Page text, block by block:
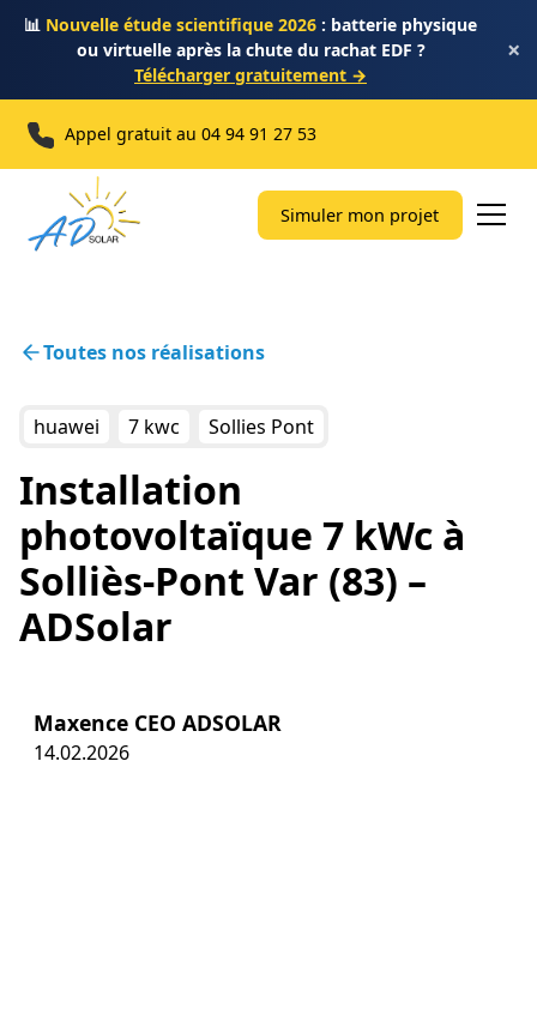
📊 Nouvelle étude scientifique 2026 : batterie physique
ou virtuelle après la chute du rachat EDF ?
Télécharger gratuitement →
×
Appel gratuit au04 94 91 27 53
Simuler mon projet
Toutes nos réalisations
huawei 7 kwc Sollies Pont
Installation
photovoltaïque 7 kWc à
Solliès-Pont Var (83) –
ADSolar
Maxence CEO ADSOLAR
14.02.2026